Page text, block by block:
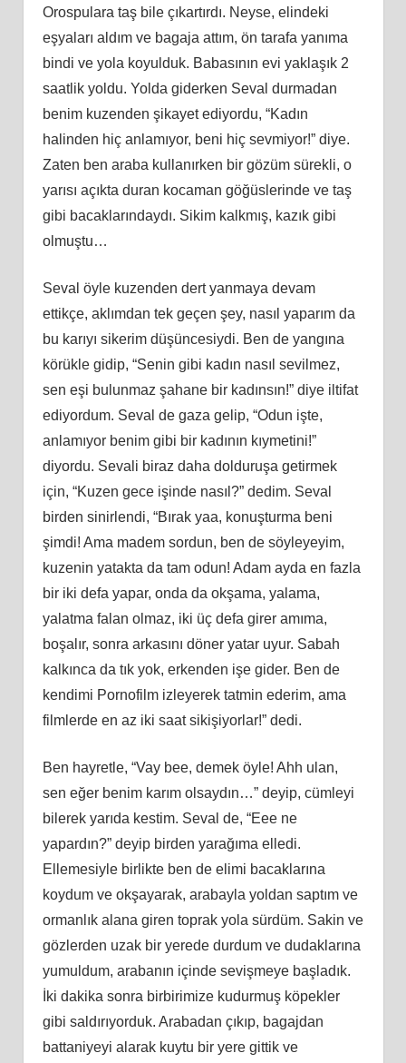
Orospulara taş bile çıkartırdı. Neyse, elindeki
eşyaları aldım ve bagaja attım, ön tarafa yanıma
bindi ve yola koyulduk. Babasının evi yaklaşık 2
saatlik yoldu. Yolda giderken Seval durmadan
benim kuzenden şikayet ediyordu, “Kadın
halinden hiç anlamıyor, beni hiç sevmiyor!” diye.
Zaten ben araba kullanırken bir gözüm sürekli, o
yarısı açıkta duran kocaman göğüslerinde ve taş
gibi bacaklarındaydı. Sikim kalkmış, kazık gibi
olmuştu…
Seval öyle kuzenden dert yanmaya devam
ettikçe, aklımdan tek geçen şey, nasıl yaparım da
bu karıyı sikerim düşüncesiydi. Ben de yangına
körükle gidip, “Senin gibi kadın nasıl sevilmez,
sen eşi bulunmaz şahane bir kadınsın!” diye iltifat
ediyordum. Seval de gaza gelip, “Odun işte,
anlamıyor benim gibi bir kadının kıymetini!”
diyordu. Sevali biraz daha dolduruşa getirmek
için, “Kuzen gece işinde nasıl?” dedim. Seval
birden sinirlendi, “Bırak yaa, konuşturma beni
şimdi! Ama madem sordun, ben de söyleyeyim,
kuzenin yatakta da tam odun! Adam ayda en fazla
bir iki defa yapar, onda da okşama, yalama,
yalatma falan olmaz, iki üç defa girer amıma,
boşalır, sonra arkasını döner yatar uyur. Sabah
kalkınca da tık yok, erkenden işe gider. Ben de
kendimi Pornofilm izleyerek tatmin ederim, ama
filmlerde en az iki saat sikişiyorlar!” dedi.
Ben hayretle, “Vay bee, demek öyle! Ahh ulan,
sen eğer benim karım olsaydın…” deyip, cümleyi
bilerek yarıda kestim. Seval de, “Eee ne
yapardın?” deyip birden yarağıma elledi.
Ellemesiyle birlikte ben de elimi bacaklarına
koydum ve okşayarak, arabayla yoldan saptım ve
ormanlık alana giren toprak yola sürdüm. Sakin ve
gözlerden uzak bir yerede durdum ve dudaklarına
yumuldum, arabanın içinde sevişmeye başladık.
İki dakika sonra birbirimize kudurmuş köpekler
gibi saldırıyorduk. Arabadan çıkıp, bagajdan
battaniyeyi alarak kuytu bir yere gittik ve